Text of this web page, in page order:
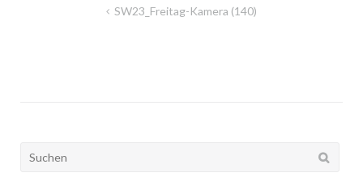
BeitragsnavigationSW23_Freitag-Kamera (140)
Suchen